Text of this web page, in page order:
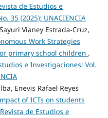
de Estudios e
35 (2025): UNACIENCIA
Vianey Estrada-Cruz,
Work Strategies
primary school children ,
e Investigaciones: Vol.
Enevis Rafael Reyes
of ICTs on students
de Estudios e